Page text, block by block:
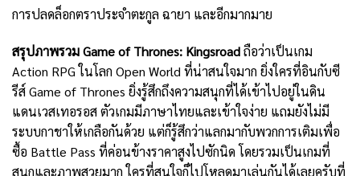
การปลดล็อกตราประจำตะกูล ฉายา และอีกมากมาย
สรุปภาพรวม Game of Thrones: Kingsroadถือว่าเป็นเกม
Action RPG ในโลก Open World ที่น่าสนใจมาก ยิ่งใครที่อินกับซี
รีส์ Game of Thrones ยิ่งรู้สึกถึงความสนุกที่ได้เข้าไปอยู่ในดิน
แดนเวสเทอรอส ตัวเกมมีภาษาไทยและเข้าใจง่าย แถมยังไม่มี
ระบบกาชาให้เกลือกันด้วย แต่ก็รู้สึกว่าแลกมากับพวกการเติมเพื่อ
ซื้อ Battle Pass ที่ค่อนข้างราคาสูงไปซักนิด โดยรวมเป็นเกมที่
สนุกและภาพสวยมาก ใครที่สนใจก็ไปโหลดมาเล่นกันได้เลยครับที่